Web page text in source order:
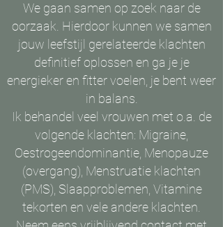
We gaan samen op zoek naar de
oorzaak. Hierdoor kunnen we samen
jouw leefstijl gerelateerde klachten
definitief oplossen en ga je je
energieker en fitter voelen, je bent weer
in balans.
Ik behandel veel vrouwen met o.a. de
volgende klachten: Migraine,
Oestrogeendominantie, Menopauze
(overgang), Menstruatie klachten
(PMS), Slaapproblemen, Vitamine
tekorten en vele andere klachten.